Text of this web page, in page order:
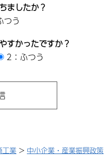
ましたか？
つう
すかったですか？
2：ふつう
工業 > 中小企業・産業振興政策